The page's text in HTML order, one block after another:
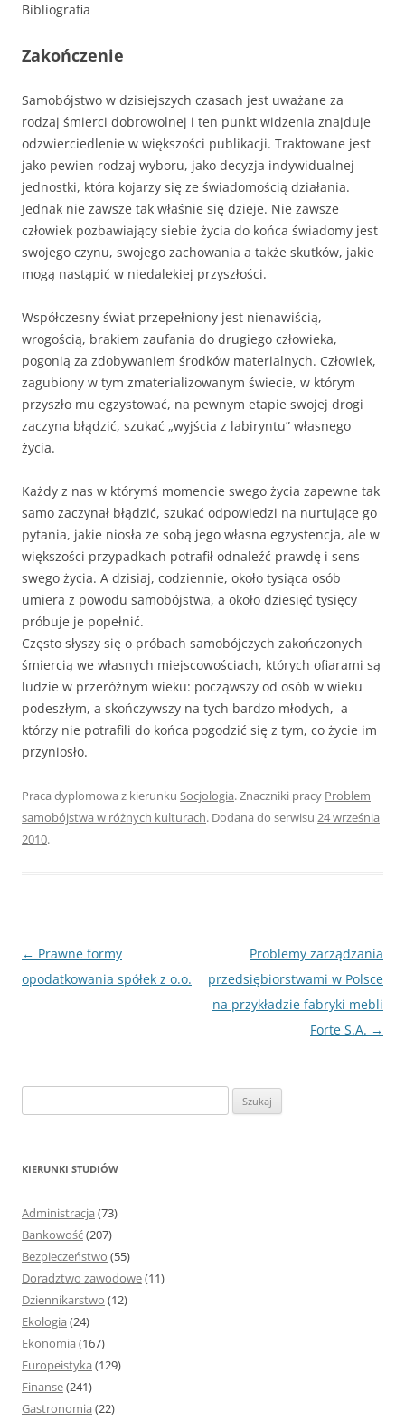
Bibliografia
Zakończenie
Samobójstwo w dzisiejszych czasach jest uważane za
rodzaj śmierci dobrowolnej i ten punkt widzenia znajduje
odzwierciedlenie w większości publikacji. Traktowane jest
jako pewien rodzaj wyboru, jako decyzja indywidualnej
jednostki, która kojarzy się ze świadomością działania.
Jednak nie zawsze tak właśnie się dzieje. Nie zawsze
człowiek pozbawiający siebie życia do końca świadomy jest
swojego czynu, swojego zachowania a także skutków, jakie
mogą nastąpić w niedalekiej przyszłości.
Współczesny świat przepełniony jest nienawiścią,
wrogością, brakiem zaufania do drugiego człowieka,
pogonią za zdobywaniem środków materialnych. Człowiek,
zagubiony w tym zmaterializowanym świecie, w którym
przyszło mu egzystować, na pewnym etapie swojej drogi
zaczyna błądzić, szukać „wyjścia z labiryntu” własnego
życia.
Każdy z nas w którymś momencie swego życia zapewne tak
samo zaczynał błądzić, szukać odpowiedzi na nurtujące go
pytania, jakie niosła ze sobą jego własna egzystencja, ale w
większości przypadkach potrafił odnaleźć prawdę i sens
swego życia. A dzisiaj, codziennie, około tysiąca osób
umiera z powodu samobójstwa, a około dziesięć tysięcy
próbuje je popełnić.
Często słyszy się o próbach samobójczych zakończonych
śmiercią we własnych miejscowościach, których ofiarami są
ludzie w przeróżnym wieku: począwszy od osób w wieku
podeszłym, a skończywszy na tych bardzo młodych, a
którzy nie potrafili do końca pogodzić się z tym, co życie im
przyniosło.
Praca dyplomowa z kierunku Socjologia. Znaczniki pracy Problem
samobójstwa w różnych kulturach. Dodana do serwisu 24 września
2010.
Nawigacja
wpisu
← Prawne formy
opodatkowania spółek z o.o.
Problemy zarządzania
przedsiębiorstwami w Polsce
na przykładzie fabryki mebli
Forte S.A. →
z
KIERUNKI STUDIÓW
Administracja (73)
Bankowość(207)
Bezpieczeństwo (55)
Doradztwo zawodowe(11)
Dziennikarstwo (12)
Ekologia (24)
Ekonomia (167)
Europeistyka (129)
Finanse(241)
Gastronomia (22)